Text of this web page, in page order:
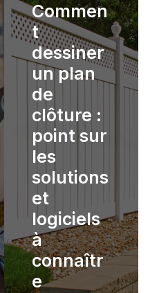
Commen
t
dessiner
un plan
de
clôture :
point sur
les
solutions
et
logiciels
à
connaîtr
e